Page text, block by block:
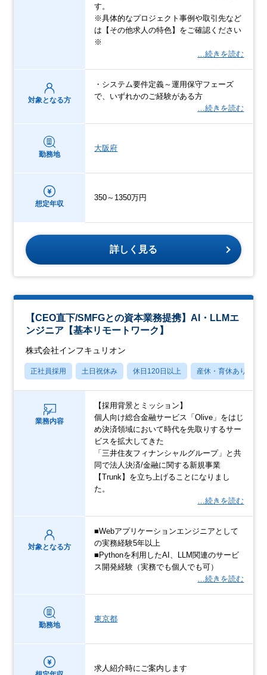
す。
※具体的なプロジェクト事例や取引先など
は【その他求人の特色】をご確認ください
※
…続きを読む
対象となる方
・システム要件定義～運用保守フェーズ
で、いずれかのご経験がある方
…続きを読む
勤務地
大阪府
想定年収
350～1350万円
詳しく見る
【CEO直下/SMFGとの資本業務提携】AI・LLMエ
ンジニア【基本リモートワーク】
株式会社インフキュリオン
正社員採用 土日祝休み 休日120日以上 産休・育休あり
業務内容
【採用背景とミッション】
個人向け総合金融サービス「Olive」をはじ
め決済領域において時代を先取りするサー
ビスを拡大してきた
「三井住友フィナンシャルグループ」と共
同で法人決済/金融に関する新規事業
【Trunk】を立ち上げることになりまし
た。
…続きを読む
対象となる方
■Webアプリケーションエンジニアとして
の実務経験5年以上
■Pythonを利用したAI、LLM関連のサービ
ス開発経験（実務でも個人でも可）
…続きを読む
勤務地
東京都
求人紹介時にご案内します